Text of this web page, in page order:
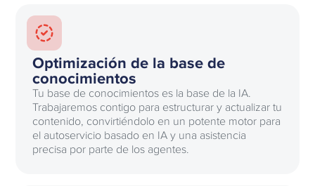
Optimización de la base de
conocimientos
Tu base de conocimientos es la base de la IA.
Trabajaremos contigo para estructurar y actualizar tu
contenido, convirtiéndolo en un potente motor para
el autoservicio basado en IA y una asistencia
precisa por parte de los agentes.